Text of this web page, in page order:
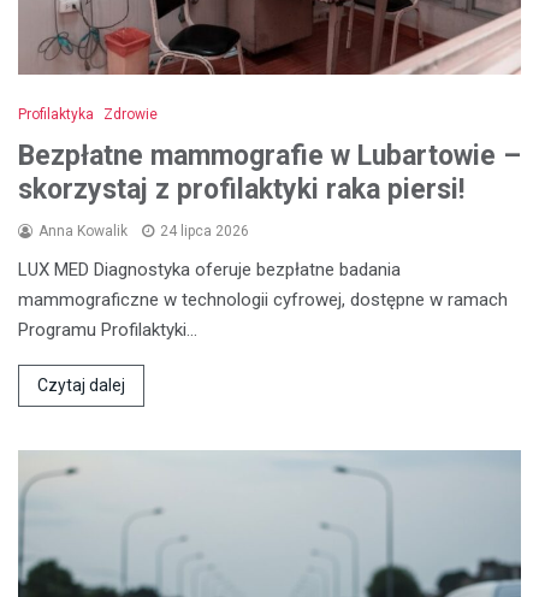
Profilaktyka Zdrowie
Bezpłatne mammografie w Lubartowie –
skorzystaj z profilaktyki raka piersi!
Anna Kowalik 24 lipca 2026
LUX MED Diagnostyka oferuje bezpłatne badania
mammograficzne w technologii cyfrowej, dostępne w ramach
Programu Profilaktyki…
Czytaj dalej